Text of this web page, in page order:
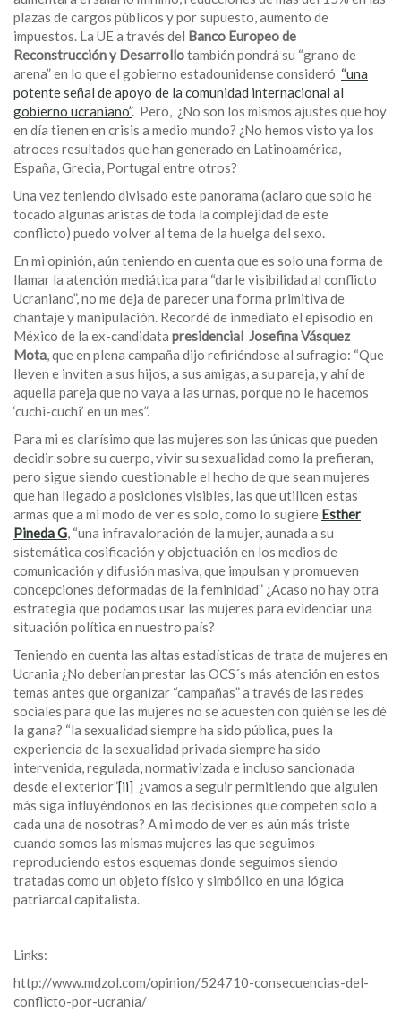
plazas de cargos públicos y por supuesto, aumento de
impuestos. La UE a través del Banco Europeo de
Reconstrucción y Desarrollotambién pondrá su “grano de
arena” en lo que el gobierno estadounidense consideró “una
potente señal de apoyo de la comunidad internacional al
gobierno ucraniano”. Pero, ¿No son los mismos ajustes que hoy
en día tienen en crisis a medio mundo? ¿No hemos visto ya los
atroces resultados que han generado en Latinoamérica,
España, Grecia, Portugal entre otros?
Una vez teniendo divisado este panorama (aclaro que solo he
tocado algunas aristas de toda la complejidad de este
conflicto) puedo volver al tema de la huelga del sexo.
En mi opinión, aún teniendo en cuenta que es solo una forma de
llamar la atención mediática para “darle visibilidad al conflicto
Ucraniano”, no me deja de parecer una forma primitiva de
chantaje y manipulación. Recordé de inmediato el episodio en
México de la ex-candidata presidencial Josefina Vásquez
Mota, que en plena campaña dijo refiriéndose al sufragio: “Que
lleven e inviten a sus hijos, a sus amigas, a su pareja, y ahí de
aquella pareja que no vaya a las urnas, porque no le hacemos
‘cuchi-cuchi’ en un mes”.
Para mi es clarísimo que las mujeres son las únicas que pueden
decidir sobre su cuerpo, vivir su sexualidad como la prefieran,
pero sigue siendo cuestionable el hecho de que sean mujeres
que han llegado a posiciones visibles, las que utilicen estas
armas que a mi modo de ver es solo, como lo sugiere Esther
Pineda G, “una infravaloración de la mujer, aunada a su
sistemática cosificación y objetuación en los medios de
comunicación y difusión masiva, que impulsan y promueven
concepciones deformadas de la feminidad” ¿Acaso no hay otra
estrategia que podamos usar las mujeres para evidenciar una
situación política en nuestro país?
Teniendo en cuenta las altas estadísticas de trata de mujeres en
Ucrania ¿No deberían prestar las OCS´s más atención en estos
temas antes que organizar “campañas” a través de las redes
sociales para que las mujeres no se acuesten con quién se les dé
la gana? “la sexualidad siempre ha sido pública, pues la
experiencia de la sexualidad privada siempre ha sido
intervenida, regulada, normativizada e incluso sancionada
desde el exterior”[ii] ¿vamos a seguir permitiendo que alguien
más siga influyéndonos en las decisiones que competen solo a
cada una de nosotras? A mi modo de ver es aún más triste
cuando somos las mismas mujeres las que seguimos
reproduciendo estos esquemas donde seguimos siendo
tratadas como un objeto físico y simbólico en una lógica
patriarcal capitalista.
Links:
http://www.mdzol.com/opinion/524710-consecuencias-del-
conflicto-por-ucrania/